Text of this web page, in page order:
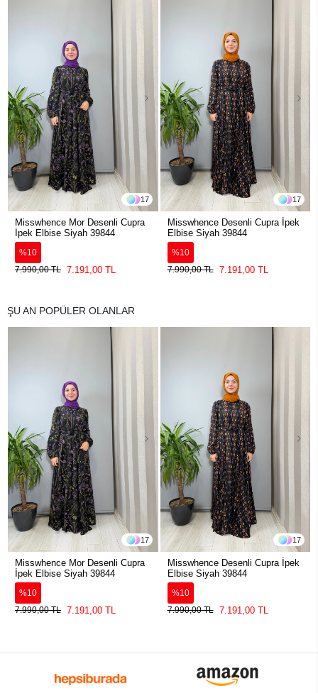
17
Misswhence Mor Desenli Cupra
İpek Elbise Siyah 39844
%10
7.990,00 TL 7.191,00 TL
17
Misswhence Desenli Cupra İpek
Elbise Siyah 39844
%10
7.990,00 TL
7.191,00 TL
ŞU AN POPÜLER OLANLAR
17
Misswhence Mor Desenli Cupra
İpek Elbise Siyah 39844
%10
7.990,00 TL 7.191,00 TL
17
Misswhence Desenli Cupra İpek
Elbise Siyah 39844
%10
7.990,00 TL
7.191,00 TL